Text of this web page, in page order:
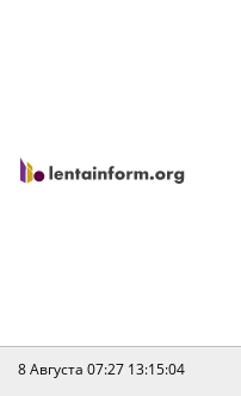
8 Августа 07:27 13:15:04